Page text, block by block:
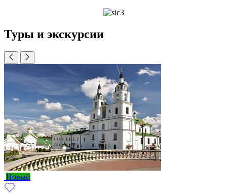
Туры и экскурсии
Новый